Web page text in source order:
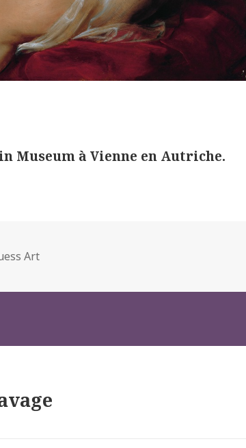
Museum à Vienne en Autriche.
Art